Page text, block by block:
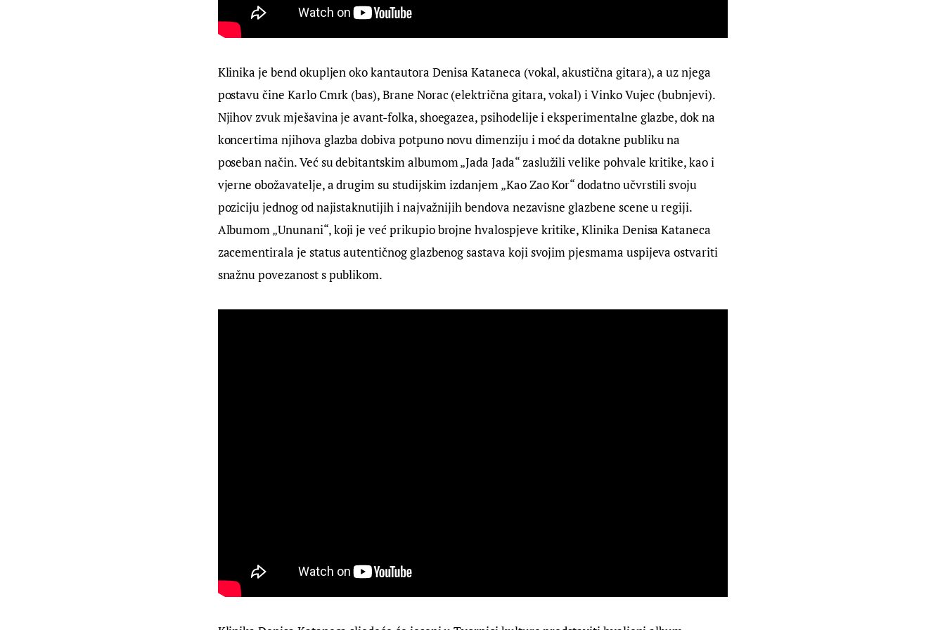
Klinika je bend okupljen oko kantautora Denisa Kataneca (vokal, akustična gitara), a uz njega
postavu čine Karlo Cmrk (bas), Brane Norac (električna gitara, vokal) i Vinko Vujec (bubnjevi).
Njihov zvuk mješavina je avant-folka, shoegazea, psihodelije i eksperimentalne glazbe, dok na
koncertima njihova glazba dobiva potpuno novu dimenziju i moć da dotakne publiku na
poseban način. Već su debitantskim albumom „Jada Jada“ zaslužili velike pohvale kritike, kao i
vjerne obožavatelje, a drugim su studijskim izdanjem „Kao Zao Kor“ dodatno učvrstili svoju
poziciju jednog od najistaknutijih i najvažnijih bendova nezavisne glazbene scene u regiji.
Albumom „Ununani“, koji je već prikupio brojne hvalospjeve kritike, Klinika Denisa Kataneca
zacementirala je status autentičnog glazbenog sastava koji svojim pjesmama uspijeva ostvariti
snažnu povezanost s publikom.